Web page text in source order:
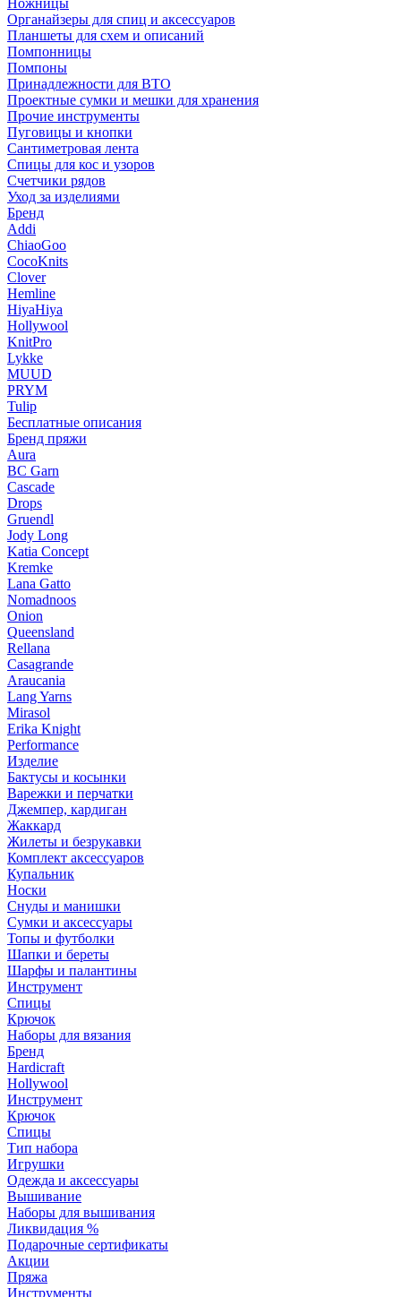
Ножницы
Органайзеры для спиц и аксессуаров
Планшеты для схем и описаний
Помпонницы
Помпоны
Принадлежности для ВТО
Проектные сумки и мешки для хранения
Прочие инструменты
Пуговицы и кнопки
Сантиметровая лента
Спицы для кос и узоров
Счетчики рядов
Уход за изделиями
Бренд
Addi
ChiaoGoo
CocoKnits
Clover
Hemline
HiyaHiya
Hollywool
KnitPro
Lykke
MUUD
PRYM
Tulip
Бесплатные описания
Бренд пряжи
Aura
BC Garn
Cascade
Drops
Gruendl
Jody Long
Katia Concept
Kremke
Lana Gatto
Nomadnoos
Onion
Queensland
Rellana
Casagrande
Araucania
Lang Yarns
Mirasol
Erika Knight
Performance
Изделие
Бактусы и косынки
Варежки и перчатки
Джемпер, кардиган
Жаккард
Жилеты и безрукавки
Комплект аксессуаров
Купальник
Носки
Снуды и манишки
Сумки и аксессуары
Топы и футболки
Шапки и береты
Шарфы и палантины
Инструмент
Спицы
Крючок
Наборы для вязания
Бренд
Hardicraft
Hollywool
Инструмент
Крючок
Спицы
Тип набора
Игрушки
Одежда и аксессуары
Вышивание
Наборы для вышивания
Ликвидация %
Подарочные сертификаты
Акции
Пряжа
Инструменты